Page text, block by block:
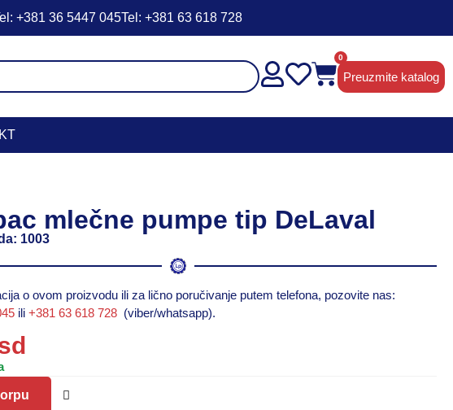
+381 36 5447 045Tel: +381 63 618 728
0
Preuzmite katalog
mlečne pumpe tip DeLaval
1003
o ovom proizvodu ili za lično poručivanje putem telefona, pozovite nas:
ili +381 63 618 728 (viber/whatsapp).